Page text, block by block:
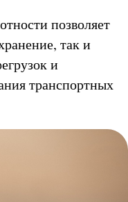
позволяет
так и
и
транспортных